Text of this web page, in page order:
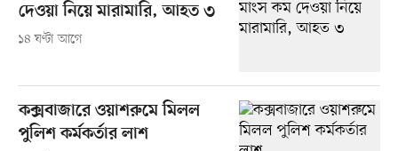
দেওয়া নিয়ে মারামারি, আহত ৩
১৪ ঘণ্টা আগে
কক্সবাজারে ওয়াশরুমে মিলল
পুলিশ কর্মকর্তার লাশ